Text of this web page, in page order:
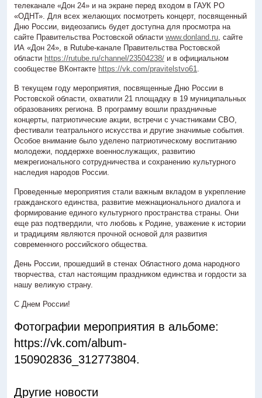
телеканале «Дон 24» и на экране перед входом в ГАУК РО
«ОДНТ». Для всех желающих посмотреть концерт, посвященный
Дню России, видеозапись будет доступна для просмотра на
сайте Правительства Ростовской области www.donland.ru, сайте
ИА «Дон 24», в Rutube-канале Правительства Ростовской
области https://rutube.ru/channel/23504238/ и в официальном
сообществе ВКонтакте https://vk.com/pravitelstvo61.
В текущем году мероприятия, посвященные Дню России в
Ростовской области, охватили 21 площадку в 19 муниципальных
образованиях региона. В программу вошли праздничные
концерты, патриотические акции, встречи с участниками СВО,
фестивали театрального искусства и другие значимые события.
Особое внимание было уделено патриотическому воспитанию
молодежи, поддержке военнослужащих, развитию
межрегионального сотрудничества и сохранению культурного
наследия народов России.
Проведенные мероприятия стали важным вкладом в укрепление
гражданского единства, развитие межнационального диалога и
формирование единого культурного пространства страны. Они
еще раз подтвердили, что любовь к Родине, уважение к истории
и традициям являются прочной основой для развития
современного российского общества.
День России, прошедший в стенах Областного дома народного
творчества, стал настоящим праздником единства и гордости за
нашу великую страну.
С Днем России!
Фотографии мероприятия в альбоме:
https://vk.com/album-
150902836_312773804.
Другие новости